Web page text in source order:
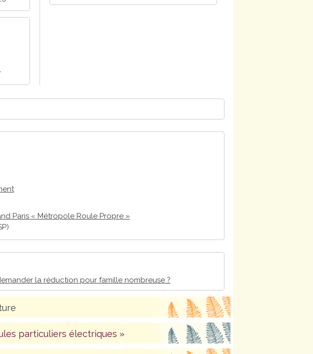
et
s'amuser
Paris « Métropole Roule Propre »
la réduction pour famille nombreuse ?
particuliers électriques »